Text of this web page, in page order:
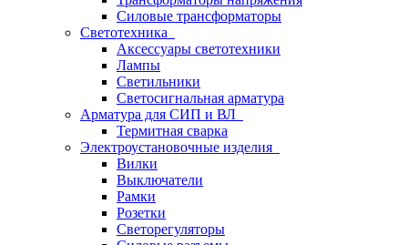
Силовые трансформаторы
Светотехника
Аксессуары светотехники
Лампы
Светильники
Светосигнальная арматура
Арматура для СИП и ВЛ
Термитная сварка
Электроустановочные изделия
Вилки
Выключатели
Рамки
Розетки
Светорегуляторы